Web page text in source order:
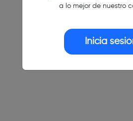
a lo mejor de nuestro
Inicia